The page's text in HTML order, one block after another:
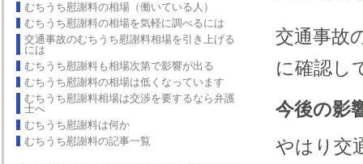
むちうち慰謝料の相場（働いている人）
むちうち慰謝料の相場を気軽に調べるには
交通事故のむちうち慰謝料相場を引き上げる
には
むちうち慰謝料も相場次第で影響が出る
むちうち慰謝料の相場は低くなっています
むちうち慰謝料相場は交渉を要するなら弁護
士へ
むちうち慰謝料は何か
むちうち慰謝料の記事一覧
交通事故
に確認し
今後の影
やはり交